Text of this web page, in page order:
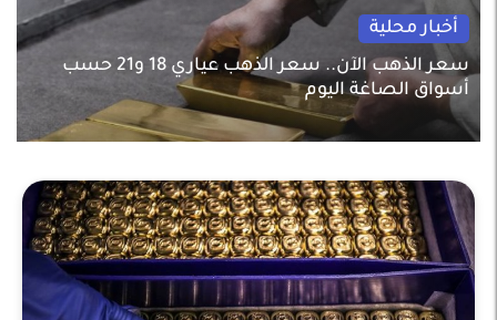
أخبار محلية
سعر الذهب الآن.. سعر الذهب عياري 18 و21 حسب
أسواق الصاغة اليوم